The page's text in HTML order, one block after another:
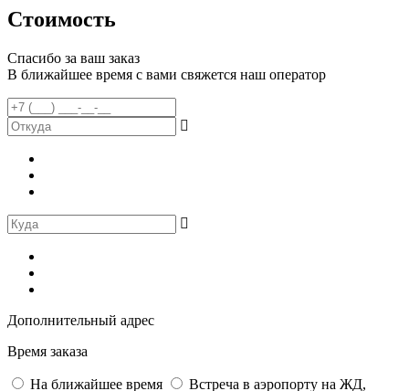
Стоимость
Спасибо за ваш заказ
В ближайшее время с вами свяжется наш оператор
Дополнительный адрес
Время заказа
На ближайшее время
Встреча в аэропорту на ЖД,